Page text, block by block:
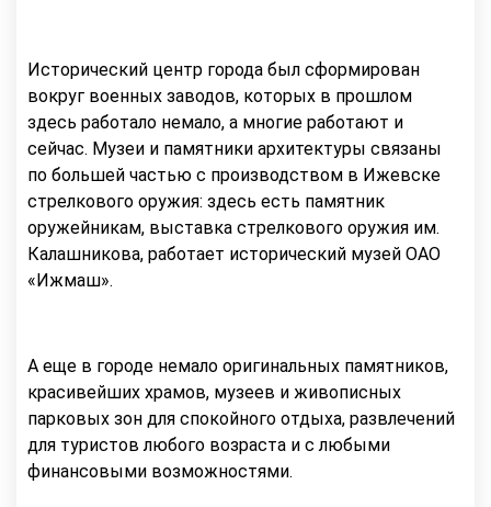
Исторический центр города был сформирован
вокруг военных заводов, которых в прошлом
здесь работало немало, а многие работают и
сейчас. Музеи и памятники архитектуры связаны
по большей частью с производством в Ижевске
стрелкового оружия: здесь есть памятник
оружейникам, выставка стрелкового оружия им.
Калашникова, работает исторический музей ОАО
«Ижмаш».
А еще в городе немало оригинальных памятников,
красивейших храмов, музеев и живописных
парковых зон для спокойного отдыха, развлечений
для туристов любого возраста и с любыми
финансовыми возможностями.